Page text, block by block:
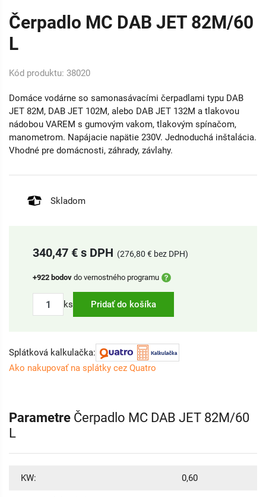
Čerpadlo MC DAB JET 82M/60
L
Kód produktu: 38020
Domáce vodárne so samonasávacími čerpadlami typu DAB
JET 82M, DAB JET 102M, alebo DAB JET 132M a tlakovou
nádobou VAREM s gumovým vakom, tlakovým spínačom,
manometrom. Napájacie napätie 230V. Jednoduchá inštalácia.
Vhodné pre domácnosti, záhrady, závlahy.
Skladom
340,47 € s DPH (276,80 € bez DPH)
+922 bodov do vernostného programu
ks Pridať do košíka
Splátková kalkulačka:
Ako nakupovať na splátky cez Quatro
Parametre Čerpadlo MC DAB JET 82M/60
L
KW: 0,60